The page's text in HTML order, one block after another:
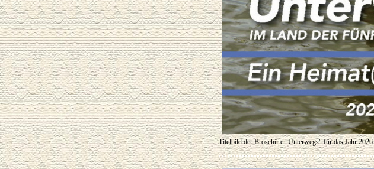
Titelbild der Broschüre "Unterwegs" für das Jahr 2026